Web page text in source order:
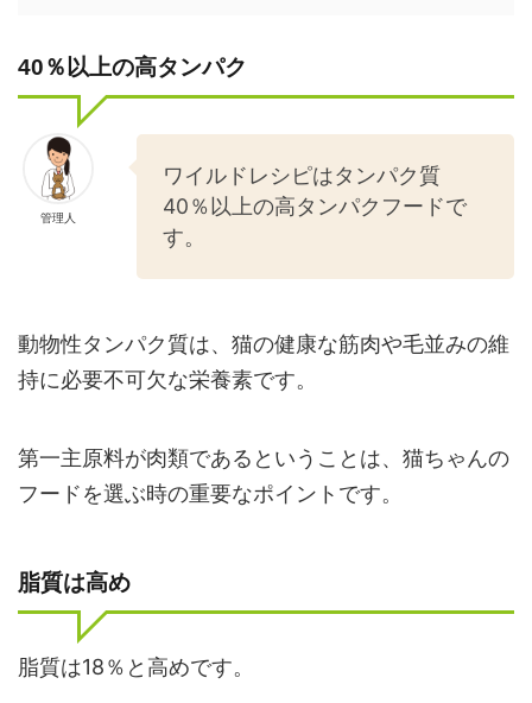
40％以上の高タンパク
管理人
ワイルドレシピはタンパク質
40％以上の高タンパクフードで
す。
動物性タンパク質は、猫の健康な筋肉や毛並みの維
持に必要不可欠な栄養素です。
第一主原料が肉類であるということは、猫ちゃんの
フードを選ぶ時の重要なポイントです。
脂質は高め
脂質は18％と高めです。